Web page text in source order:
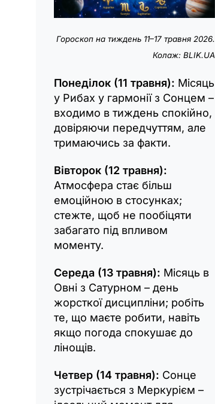
Гороскоп на тиждень 11–17 травня 2026.
Колаж: BLIK.UA
Понеділок (11 травня): Місяць
у Рибах у гармонії з Сонцем –
входимо в тиждень спокійно,
довіряючи передчуттям, але
тримаючись за факти.
Вівторок (12 травня):
Атмосфера стає більш
емоційною в стосунках;
стежте, щоб не пообіцяти
забагато під впливом
моменту.
Середа (13 травня): Місяць в
Овні з Сатурном – день
жорсткої дисципліни; робіть
те, що маєте робити, навіть
якщо погода спокушає до
лінощів.
Четвер (14 травня): Сонце
зустрічається з Меркурієм –